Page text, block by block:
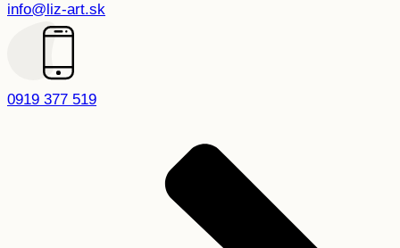
info@liz-art.sk
0919 377 519